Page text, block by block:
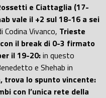
e Ciattaglia (17-
vale il +2 sul 18-16 a sei
Vivanco, Trieste
il break di 0-3 firmato
il 19-20:in questo
e Shehab in
trova lo spunto vincente:
con l’unica rete della